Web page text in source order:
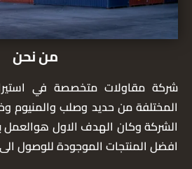
من نحن
شركة مقاولات متخصصة في
المختلفة من حديد وصلب
الشركة وكان الهدف الاول هوالعمل
افضل المنتجات الموجودة للوصول